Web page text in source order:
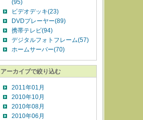
(95)
ビデオデッキ(23)
DVDプレーヤー(89)
携帯テレビ(94)
デジタルフォトフレーム(57)
ホームサーバー(70)
アーカイブで絞り込む
2011年01月
2010年10月
2010年08月
2010年06月